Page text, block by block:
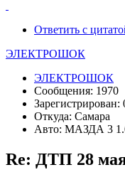
Ответить с
ЭЛЕКТРОШОК
ЭЛЕКТРОШОК
Сообщения: 1970
Зарегистрирован:
Откуда: Самара
Авто: МАЗДА 3
Re: ДТП 28